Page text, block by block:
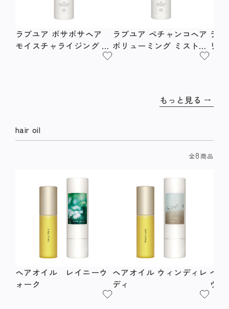
ラブユア ボサボサヘア
モイスチャライジング ミ
ルク フォー フリジーヘ
ラブユア ペチャンコヘア
ボリューミング ミスト
ラ
リ
もっと見る
hair oil
全8商品
ヘアオイル レイニーウ
ォーク
ヘアオイル ウィンディレ
ディ
ヘ
ウ